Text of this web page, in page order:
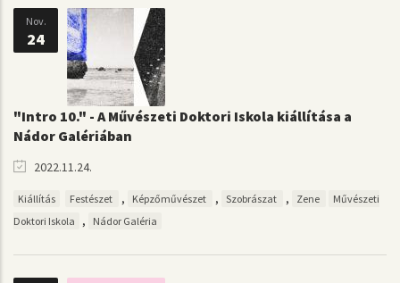
Nov.
24
"Intro 10." - A Művészeti Doktori Iskola kiállítása a
Nádor Galériában
2022.11.24.
Kiállítás Festészet , Képzőművészet , Szobrászat , Zene
Művészeti
Doktori Iskola
, Nádor Galéria